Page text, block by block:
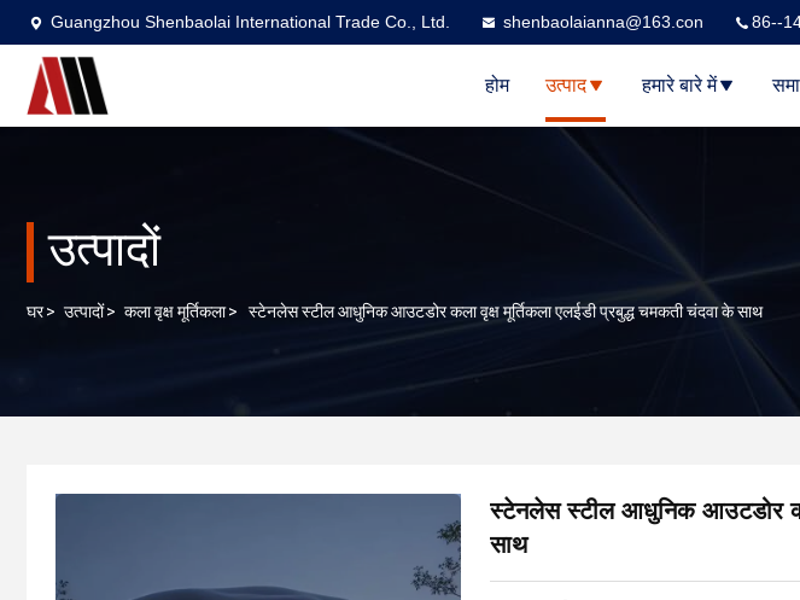
Guangzhou Shenbaolai International Trade Co., Ltd. shenbaolaianna@163.con 86--
होम उत्पाद हमारे बारे में
उत्पादों
घर> उत्पादों> कला वृक्ष मूर्तिकला> स्टेनलेस स्टील आधुनिक आउटडोर कला वृक्ष मूर्तिकला एलईडी प्रबुद्ध चमकती चंदवा के साथ
स्टेनलेस स्टील आधुनिक आउटडोर
साथ